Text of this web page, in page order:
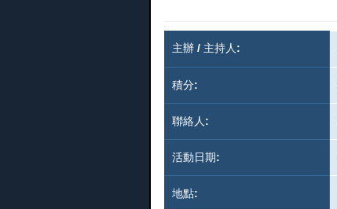
主辦 / 主持人:
積分:
聯絡人:
活動日期:
地點: